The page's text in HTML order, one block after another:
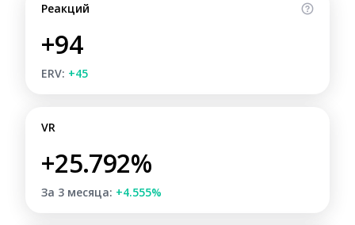
Реакций
+94
ERV: +45
VR
+25.792%
За 3 месяца: +4.555%